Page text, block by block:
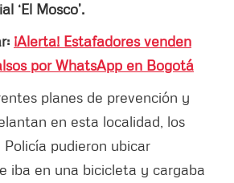
‘El Mosco’.
¡Alerta! Estafadores venden
por WhatsApp en Bogotá
planes de prevención y
en esta localidad, los
pudieron ubicar
iba en una bicicleta y cargaba